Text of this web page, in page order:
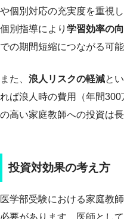
や個別対応の充実度を重視
個別指導により 学習効率の
での期間短縮につながる可能
また、 浪人リスクの軽減と
れば浪人時の費用（年間
の高い家庭教師への投資は
投資対効果の考え方
医学部受験における家庭教
必要があります。医師とし